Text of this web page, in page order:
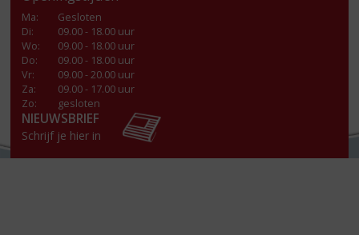
Ma:
Gesloten
Di:
09.00 - 18.00 uur
Wo:
09.00 - 18.00 uur
Do:
09.00 - 18.00 uur
Vr:
09.00 - 20.00 uur
Za:
09.00 - 17.00 uur
Zo:
gesloten
NIEUWSBRIEF
Schrijf je hier in